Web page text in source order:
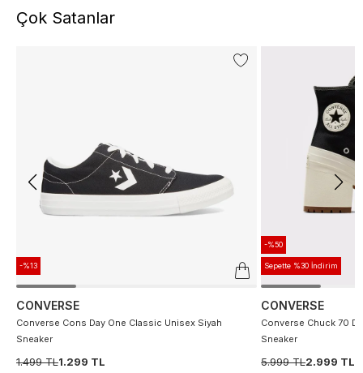
Çok Satanlar
-%13
CONVERSE
Converse Cons Day One Classic Unisex Siyah
Sneaker
1.499 TL1.299 TL
-%50
Sepette %30 İndirim
CONVERSE
Converse Chuck 70
Sneaker
5.999 TL2.999 TL